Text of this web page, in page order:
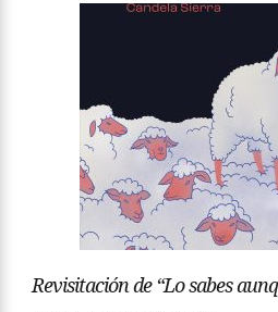
Revisitación de “Lo sabes